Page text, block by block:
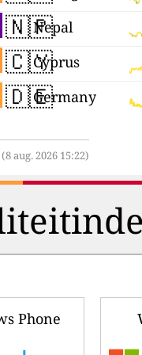
🇳🇵Nepal
🇨🇾Cyprus
🇩🇪Germany
(8 aug. 2026 15:22)
Phone